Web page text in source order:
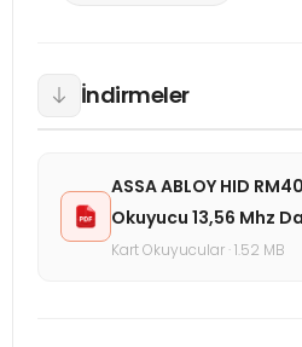
İndirmeler
ASSA ABLOY HID
Okuyucu 13,56 Mhz
Kart Okuyucular · 1.52 MB